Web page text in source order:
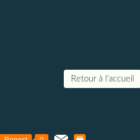
Retour à l'accueil